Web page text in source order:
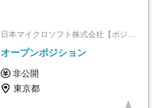
日本マイクロソフト株式会社【ポジションマッチ登録】
オープンポジション
非公開
東京都